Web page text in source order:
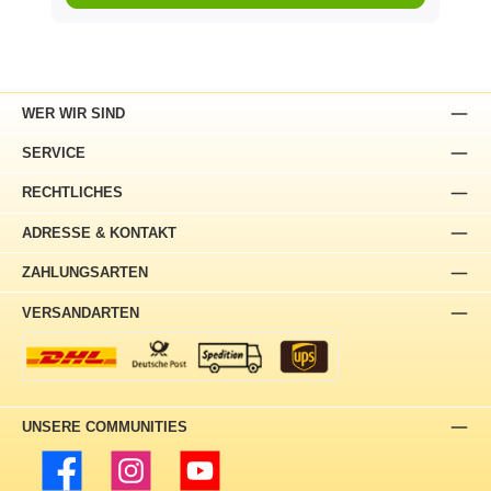
ADRESSE & KONTAKT
WER WIR SIND
SERVICE
RECHTLICHES
ZAHLUNGSARTEN
VERSANDARTEN
UNSERE COMMUNITIES
Facebook Instagram YouTube